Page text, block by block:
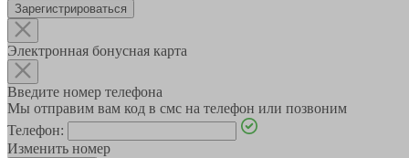
Зарегистрироваться
Электронная бонусная карта
Введите номер телефона
Мы отправим вам код в смс на телефон или позвоним
Телефон:
Изменить номер